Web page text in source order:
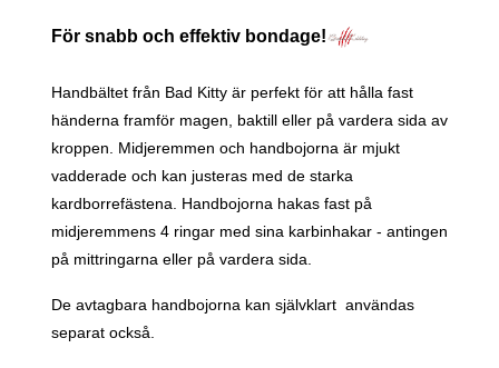
För snabb och effektiv bondage!
Handbältet från Bad Kitty är perfekt för att hålla fast
händerna framför magen, baktill eller på vardera sida av
kroppen. Midjeremmen och handbojorna är mjukt
vadderade och kan justeras med de starka
kardborrefästena. Handbojorna hakas fast på
midjeremmens 4 ringar med sina karbinhakar - antingen
på mittringarna eller på vardera sida.
De avtagbara handbojorna kan självklart användas
separat också.